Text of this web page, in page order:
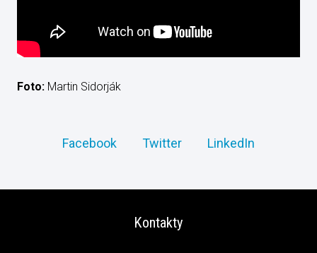
Foto: Martin Sidorják
Facebook Twitter LinkedIn
Kontakty